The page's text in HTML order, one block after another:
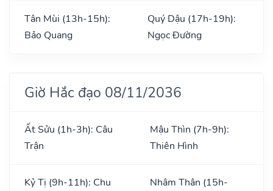
Tân Mùi (13h-15h):
Bảo Quang
Quý Dậu (17h-19h):
Ngọc Đường
Giờ Hắc đạo 08/11/2036
Ất Sửu (1h-3h): Câu
Trận
Mậu Thìn (7h-9h):
Thiên Hình
Kỷ Tị (9h-11h): Chu
Nhâm Thân (15h-